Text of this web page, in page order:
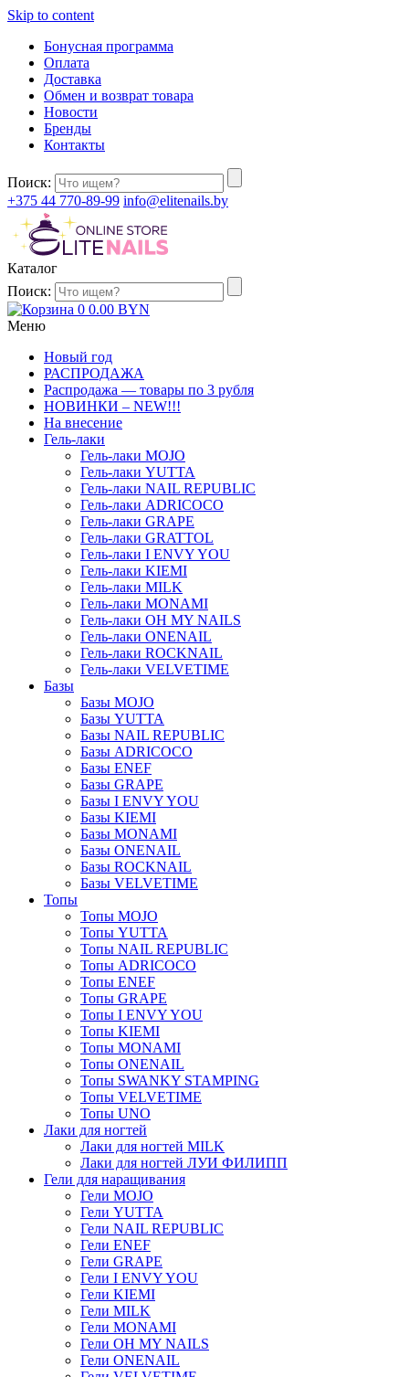
Skip to content
Бонусная программа
Оплата
Доставка
Обмен и возврат товара
Новости
Бренды
Контакты
Поиск:
+375 44 770-89-99 info@elitenails.by
Каталог
Поиск:
0 0.00 BYN
Меню
Новый год
РАСПРОДАЖА
Распродажа — товары по 3 рубля
НОВИНКИ – NEW!!!
На внесение
Гель-лаки
Гель-лаки MOJO
Гель-лаки YUTTA
Гель-лаки NAIL REPUBLIC
Гель-лаки ADRICOCO
Гель-лаки GRAPE
Гель-лаки GRATTOL
Гель-лаки I ENVY YOU
Гель-лаки KIEMI
Гель-лаки MILK
Гель-лаки MONAMI
Гель-лаки OH MY NAILS
Гель-лаки ONENAIL
Гель-лаки ROCKNAIL
Гель-лаки VELVETIME
Базы
Базы MOJO
Базы YUTTA
Базы NAIL REPUBLIC
Базы ADRICOCO
Базы ENEF
Базы GRAPE
Базы I ENVY YOU
Базы KIEMI
Базы MONAMI
Базы ONENAIL
Базы ROCKNAIL
Базы VELVETIME
Топы
Топы MOJO
Топы YUTTA
Топы NAIL REPUBLIC
Топы ADRICOCO
Топы ENEF
Топы GRAPE
Топы I ENVY YOU
Топы KIEMI
Топы MONAMI
Топы ONENAIL
Топы SWANKY STAMPING
Топы VELVETIME
Топы UNO
Лаки для ногтей
Лаки для ногтей MILK
Лаки для ногтей ЛУИ ФИЛИПП
Гели для наращивания
Гели MOJO
Гели YUTTA
Гели NAIL REPUBLIC
Гели ENEF
Гели GRAPE
Гели I ENVY YOU
Гели KIEMI
Гели MILK
Гели MONAMI
Гели OH MY NAILS
Гели ONENAIL